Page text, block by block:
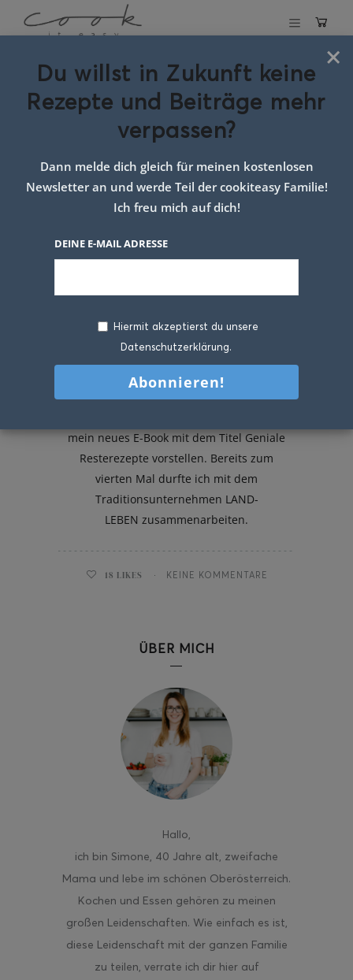
Schlagwort:
Tiefkühlvorräte
E-Book Geniale Resterezepte
mein neues E-Book mit dem Titel Geniale
Resterezepte vorstellen. Bereits zum
vierten Mal durfte ich mit dem
Traditionsunternehmen LAND-
LEBEN zusammenarbeiten.
18 LIKES KEINE KOMMENTARE
ÜBER MICH
Hallo,
ich bin Simone, 40 Jahre alt, zweifache
Mama und lebe im schönen Oberösterreich.
Kochen und Essen gehören zu meinen
großen Leidenschaften. Wie einfach es ist,
diese Leidenschaft mit der ganzen Familie
zu teilen, verrate ich dir hier auf
×
Du willst in Zukunft keine
Rezepte und Beiträge mehr
verpassen?
Dann melde dich gleich für meinen kostenlosen
Newsletter an und werde Teil der cookiteasy Familie!
Ich freu mich auf dich!
DEINE E-MAIL ADRESSE
Hiermit akzeptierst du unsere
Datenschutzerklärung.